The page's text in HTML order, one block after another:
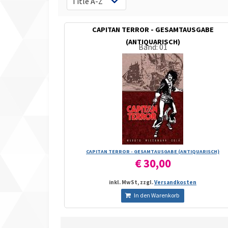
CAPITAN TERROR - GESAMTAUSGABE
(ANTIQUARISCH)
Band: 01
CAPITAN TERROR - GESAMTAUSGABE (ANTIQUARISCH)
€ 30,00
inkl. MwSt, zzgl.Versandkosten
In den Warenkorb